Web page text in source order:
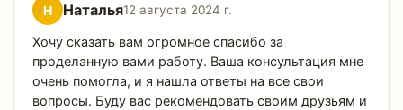
Н Наталья12 августа 2024 г.
Хочу сказать вам огромное спасибо за
проделанную вами работу. Ваша консультация мне
очень помогла, и я нашла ответы на все свои
вопросы. Буду вас рекомендовать своим друзьям и